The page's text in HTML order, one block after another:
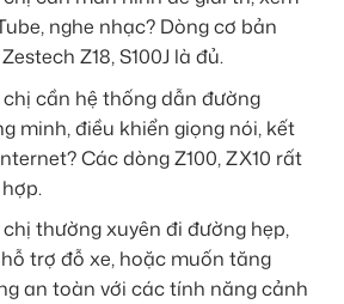
nghe nhạc? Dòng cơ bản
Z18, S100J là đủ.
cần hệ thống dẫn đường
minh, điều khiển giọng nói, kết
Các dòng Z100, ZX10 rất
thường xuyên đi đường hẹp,
trợ đỗ xe, hoặc muốn tăng
an toàn với các tính năng cảnh